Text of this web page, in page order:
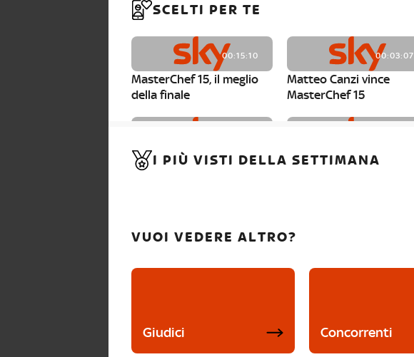
SCELTI PER TE
00:15:10
MasterChef 15, il meglio
della finale
00:03:07
Matteo Canzi vince
MasterChef 15
MasterChef 15, Carlotta è
MasterChef 15, Matteo
I PIÙ VISTI DELLA SETTIMANA
VUOI VEDERE ALTRO?
Giudici Concorrenti